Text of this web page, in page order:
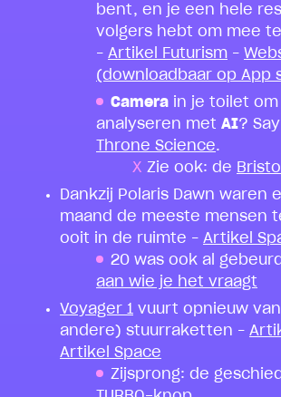
bent, en je een hele
volgers hebt om mee
– Artikel Futurism –
(downloadbaar op App
Camera in je toilet om
analyseren met AI?
Throne Science.
Zie ook: de
Dankzij Polaris Dawn waren
maand de meeste mensen
ooit in de ruimte – Artikel
20 was ook al
aan wie je het vraagt
Voyager 1 vuurt opnieuw
andere) stuurraketten –
Artikel Space
Zijsprong: de